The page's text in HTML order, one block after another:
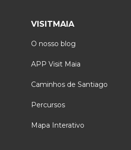
VISITMAIA
O nosso blog
APP Visit Maia
Caminhos de Santiago
Percursos
Mapa Interativo